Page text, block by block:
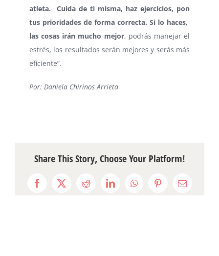
atleta. Cuida de ti misma, haz ejercicios, pon
tus prioridades de forma correcta. Si lo haces,
las cosas irán mucho mejor, podrás manejar el
estrés, los resultados serán mejores y serás más
eficiente”.
Por: Daniela Chirinos Arrieta
Share This Story, Choose Your Platform!
Facebook
X RedditLinkedInWhatsAppPinterestEmail